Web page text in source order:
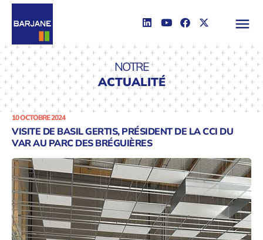
NOTRE
ACTUALITÉ
10 OCTOBRE 2024
VISITE DE BASIL GERTIS, PRÉSIDENT DE LA CCI DU
VAR AU PARC DES BRÉGUIÈRES